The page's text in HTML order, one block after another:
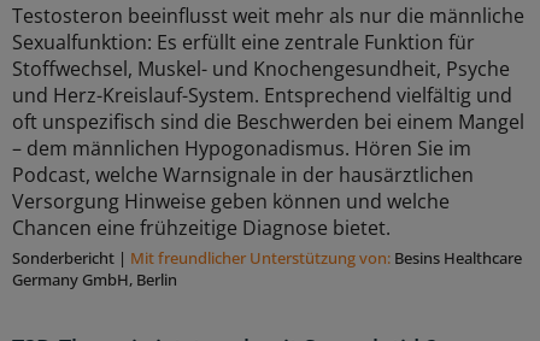
Testosteron beeinflusst weit mehr als nur die männliche
Sexualfunktion: Es erfüllt eine zentrale Funktion für
Stoffwechsel, Muskel- und Knochengesundheit, Psyche
und Herz-Kreislauf-System. Entsprechend vielfältig und
oft unspezifisch sind die Beschwerden bei einem Mangel
– dem männlichen Hypogonadismus. Hören Sie im
Podcast, welche Warnsignale in der hausärztlichen
Versorgung Hinweise geben können und welche
Chancen eine frühzeitige Diagnose bietet.
Sonderbericht | Mit freundlicher Unterstützung von: Besins Healthcare
Germany GmbH, Berlin